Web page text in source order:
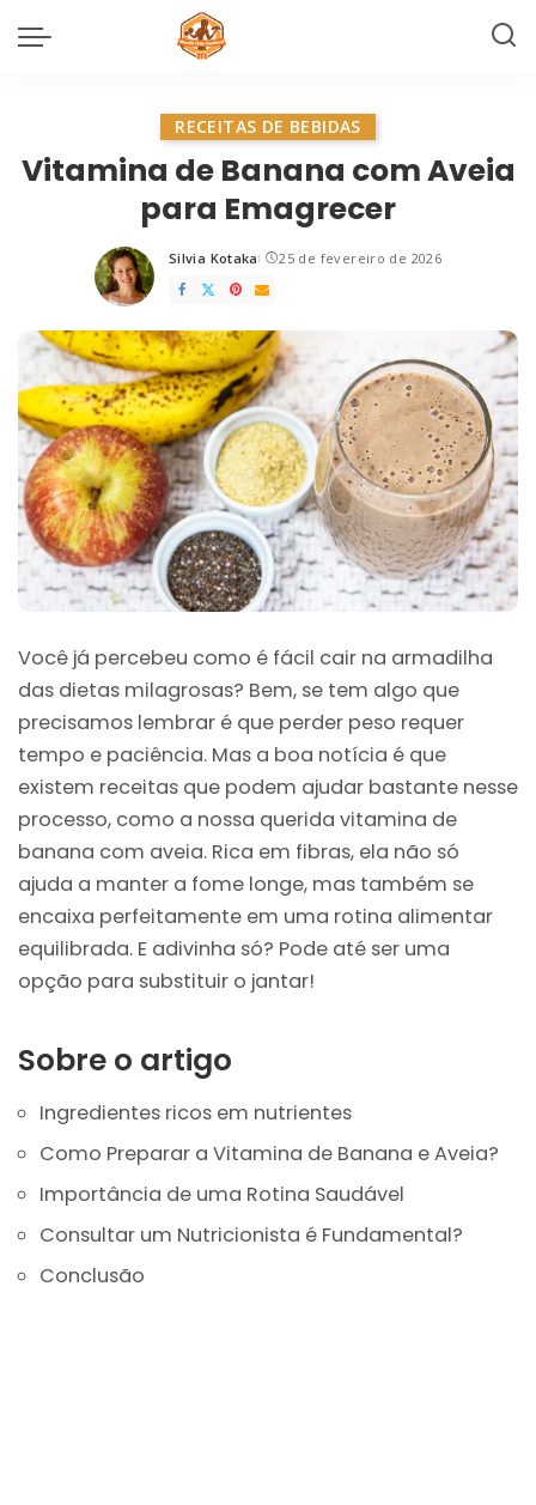
RECEITAS DE BEBIDAS
Vitamina de Banana com Aveia
para Emagrecer
Posted
by
Silvia Kotaka 25 de fevereiro de 2026
Você já percebeu como é fácil cair na armadilha
das dietas milagrosas? Bem, se tem algo que
precisamos lembrar é que perder peso requer
tempo e paciência. Mas a boa notícia é que
existem receitas que podem ajudar bastante nesse
processo, como a nossa querida vitamina de
banana com aveia. Rica em fibras, ela não só
ajuda a manter a fome longe, mas também se
encaixa perfeitamente em uma rotina alimentar
equilibrada. E adivinha só? Pode até ser uma
opção para substituir o jantar!
Sobre o artigo
Ingredientes ricos em nutrientes
Como Preparar a Vitamina de Banana e Aveia?
Importância de uma Rotina Saudável
Consultar um Nutricionista é Fundamental?
Conclusão